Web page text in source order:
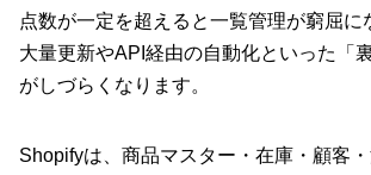
点数が一定を超えると一覧管理が窮屈に
大量更新やAPI経由の自動化といった「
がしづらくなります。
Shopifyは、商品マスター・在庫・顧客